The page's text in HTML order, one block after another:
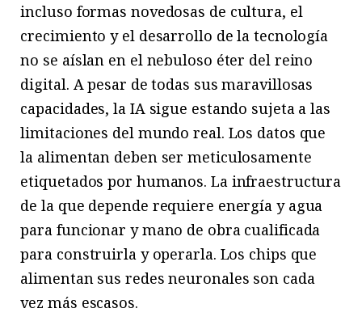
incluso formas novedosas de cultura, el
crecimiento y el desarrollo de la tecnología
no se aíslan en el nebuloso éter del reino
digital. A pesar de todas sus maravillosas
capacidades, la IA sigue estando sujeta a las
limitaciones del mundo real. Los datos que
la alimentan deben ser meticulosamente
etiquetados por humanos. La infraestructura
de la que depende requiere energía y agua
para funcionar y mano de obra cualificada
para construirla y operarla. Los chips que
alimentan sus redes neuronales son cada
vez más escasos.